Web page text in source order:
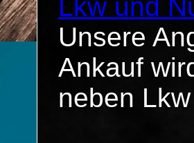
Lkw und
Unsere
Ankauf
neben